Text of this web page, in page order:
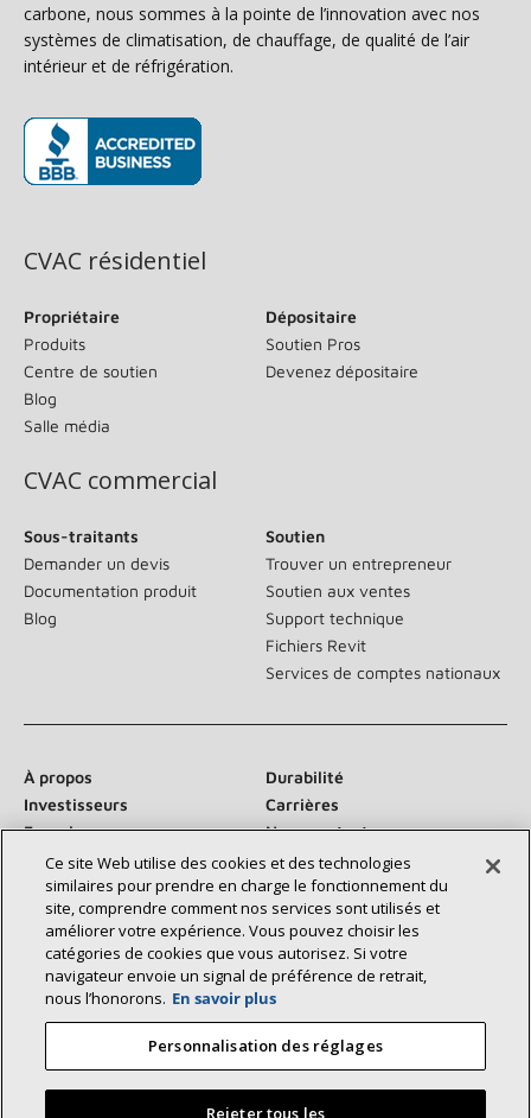
carbone, nous sommes à la pointe de l’innovation avec nos
systèmes de climatisation, de chauffage, de qualité de l’air
intérieur et de réfrigération.
CVAC résidentiel
Propriétaire
Produits
Centre de soutien
Blog
Salle média
Dépositaire
Soutien Pros
Devenez dépositaire
CVAC commercial
Sous-traitants
Demander un devis
Documentation produit
Blog
Soutien
Trouver un entrepreneur
Soutien aux ventes
Support technique
Fichiers Revit
Services de comptes nationaux
À propos
Durabilité
Investisseurs
Carrières
Fournisseurs
Nous contacter
Salle de presse
Communiquez avec nous :
Ce site Web utilise des cookies et des technologies
similaires pour prendre en charge le fonctionnement du
site, comprendre comment nos services sont utilisés et
améliorer votre expérience. Vous pouvez choisir les
catégories de cookies que vous autorisez. Si votre
navigateur envoie un signal de préférence de retrait,
nous l’honorons. En savoir plus
Personnalisation des réglages
Rejeter tous les